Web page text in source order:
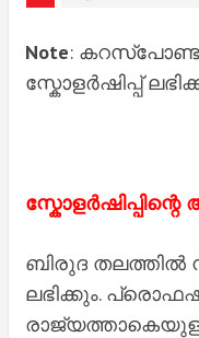
Note:
സ്കോളർഷിപ്പ്
സ്കോളർഷിപ്പിന്റെ
ബിരുദ തലത്തിൽ
ലഭിക്കും.